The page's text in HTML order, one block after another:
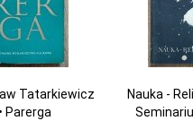
Tatarkiewicz
• Parerga
Nauka -